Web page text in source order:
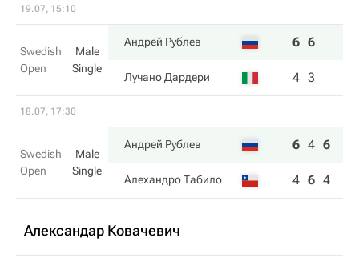
19.07, 15:10
Swedish
Open
Male
Single
Андрей Рублев 6 6
Лучано Дардери 4 3
18.07, 17:30
Swedish
Open
Male
Single
Андрей Рублев 6 4 6
Алехандро Табило 4 6 4
Александар Ковачевич